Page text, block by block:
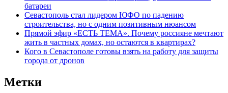
батареи
Севастополь стал лидером ЮФО по падению
строительства, но с одним позитивным нюансом
Прямой эфир «ЕСТЬ ТЕМА». Почему россияне мечтают
жить в частных домах, но остаются в квартирах?
Кого в Севастополе готовы взять на работу для защиты
города от дронов
Метки